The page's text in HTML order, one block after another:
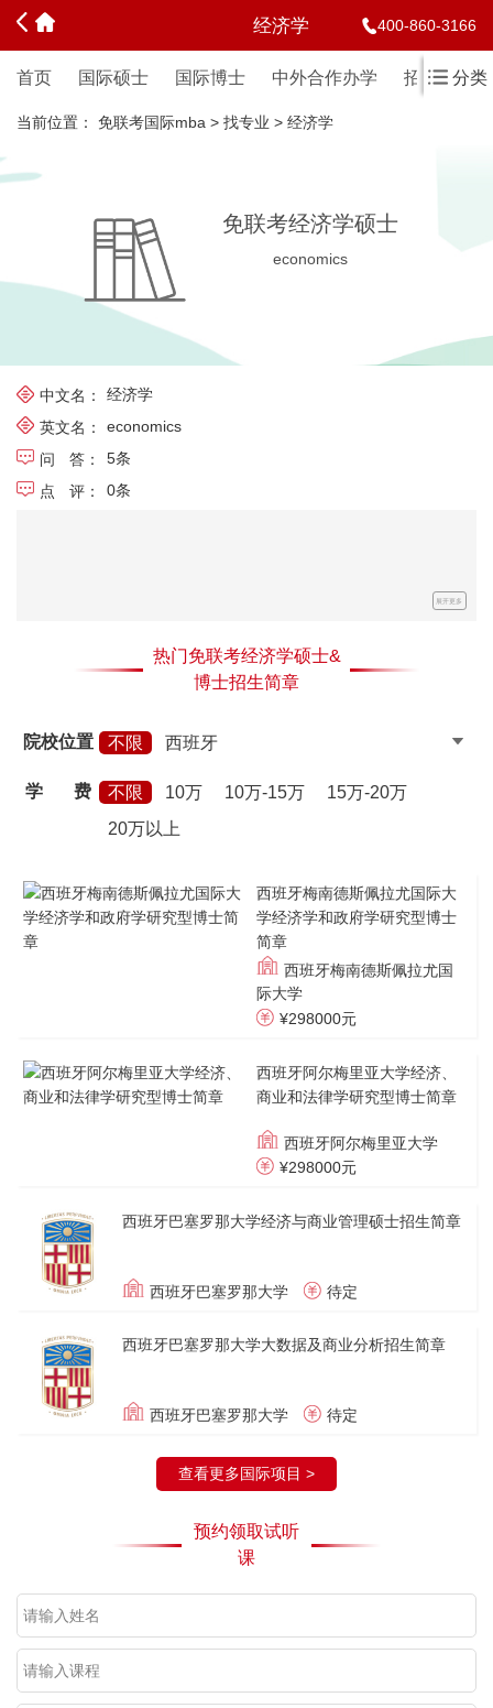
经济学 400-860-3166
首页 国际硕士 国际博士 中外合作办学 招生简章
分类
当前位置： 免联考国际mba > 找专业 > 经济学
免联考经济学硕士
economics
中文名：
经济学
英文名：
economics
问
答：
5条
点
评： 0条
展开更多
热门免联考经济学硕士&
博士招生简章
院校位置 不限 西班牙
学 费 不限 10万 10万-15万
15万-20万
20万以上
西班牙梅南德斯佩拉尤国际大
学经济学和政府学研究型博士
简章
西班牙梅南德斯佩拉尤国
际大学
¥298000元
西班牙阿尔梅里亚大学经济、
商业和法律学研究型博士简章
西班牙阿尔梅里亚大学
¥298000元
西班牙巴塞罗那大学经济与商业管理硕士招生简章
西班牙巴塞罗那大学 待定
西班牙巴塞罗那大学大数据及商业分析招生简章
西班牙巴塞罗那大学 待定
查看更多国际项目 >
预约领取试听
课